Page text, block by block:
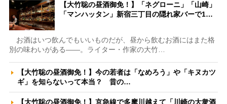
【大竹聡の昼酒御免！】「ネグローニ」「山崎」
「マンハッタン」新宿三丁目の隠れ家バーで1…
お酒はいつ飲んでもいいものだが、昼から飲むお酒にはまた格
別の味わいがある――。ライター・作家の大竹…
【大竹聡の昼酒御免！】今の若者は「なめろう」や「キヌカツ
ギ」を知らないって本当？ 昔の…
【大竹聡の昼酒御免！】京急線で多摩川越えて「川崎の大衆酒